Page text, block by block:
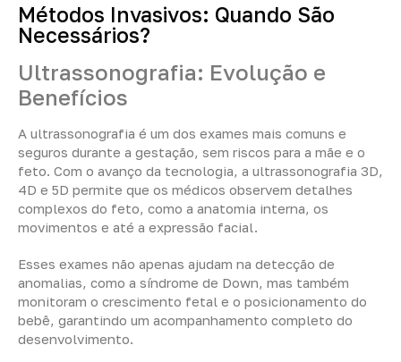
Métodos Invasivos: Quando São
Necessários?
Ultrassonografia: Evolução e
Benefícios
A ultrassonografia é um dos exames mais comuns e
seguros durante a gestação, sem riscos para a mãe e o
feto. Com o avanço da tecnologia, a ultrassonografia 3D,
4D e 5D permite que os médicos observem detalhes
complexos do feto, como a anatomia interna, os
movimentos e até a expressão facial.
Esses exames não apenas ajudam na detecção de
anomalias, como a síndrome de Down, mas também
monitoram o crescimento fetal e o posicionamento do
bebê, garantindo um acompanhamento completo do
desenvolvimento.